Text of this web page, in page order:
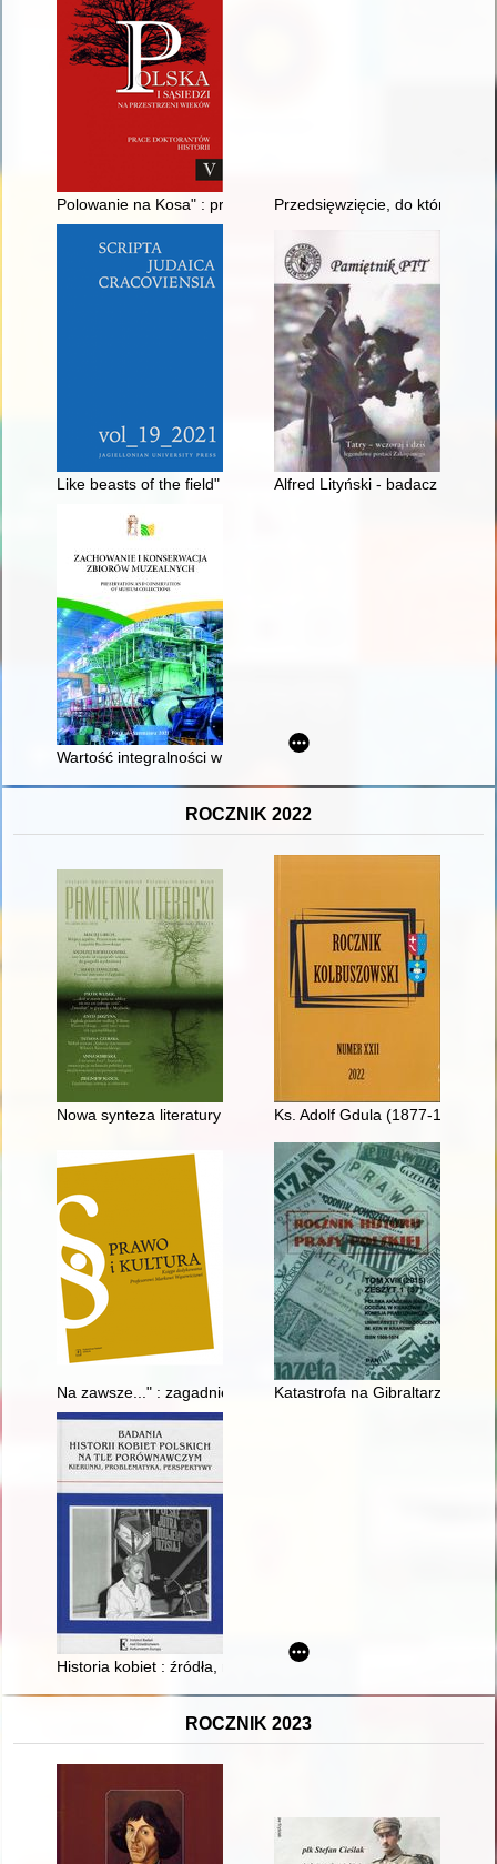
Polowanie na Kosa" : próby przechwycenia amerykańskich
Przedsięwzięcie, do którego
Like beasts of the field" : the poverty and sanitary conditions
Alfred Lityński - badacz jezior
Wartość integralności w ochronie zabytków
ROCZNIK 2022
Nowa synteza literatury łagrowejKs. Adolf Gdula (1877-1941)
Na zawsze..." : zagadnienie aktualności Konstytucji 3 Maja
Katastrofa na Gibraltarze w
Historia kobiet : źródła, metody, kierunki badawcze
ROCZNIK 2023